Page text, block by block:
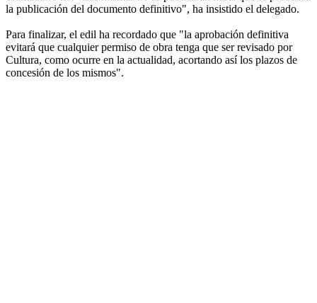
la publicación del documento definitivo", ha insistido el delegado.
Para finalizar, el edil ha recordado que "la aprobación definitiva
evitará que cualquier permiso de obra tenga que ser revisado por
Cultura, como ocurre en la actualidad, acortando así los plazos de
concesión de los mismos".